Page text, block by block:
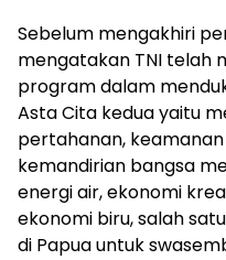
Sebelum mengakhiri
mengatakan TNI telah
program dalam
Asta Cita kedua yaitu
pertahanan,
kemandirian bangsa
energi air, ekonomi
ekonomi biru, salah
di Papua untuk